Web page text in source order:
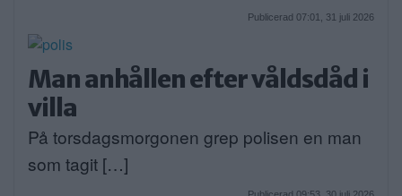
Publicerad 07:01, 31 juli 2026
Man anhållen efter våldsdåd i
villa
På torsdagsmorgonen grep polisen en man
som tagit […]